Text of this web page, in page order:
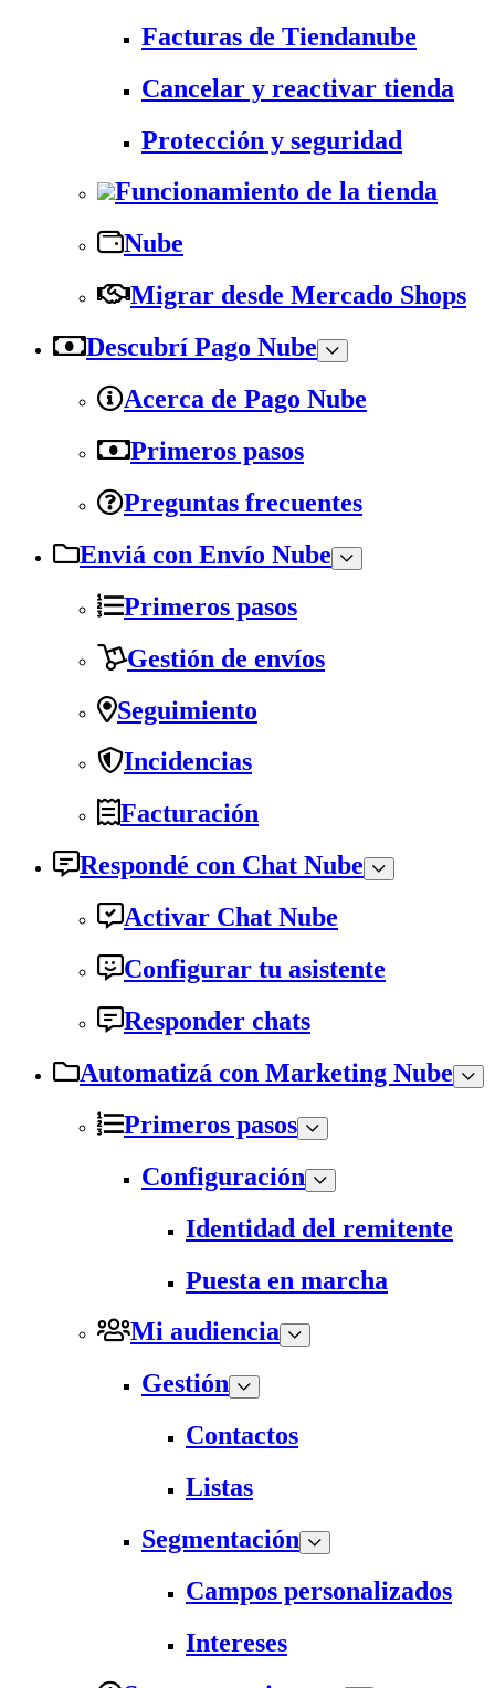
Facturas de Tiendanube
Cancelar y reactivar tienda
Protección y seguridad
Funcionamiento de la tienda
Nube
Migrar desde Mercado Shops
Descubrí Pago Nube
Acerca de Pago Nube
Primeros pasos
Preguntas frecuentes
Enviá con Envío Nube
Primeros pasos
Gestión de envíos
Seguimiento
Incidencias
Facturación
Respondé con Chat Nube
Activar Chat Nube
Configurar tu asistente
Responder chats
Automatizá con Marketing Nube
Primeros pasos
Configuración
Identidad del remitente
Puesta en marcha
Mi audiencia
Gestión
Contactos
Listas
Segmentación
Campos personalizados
Intereses